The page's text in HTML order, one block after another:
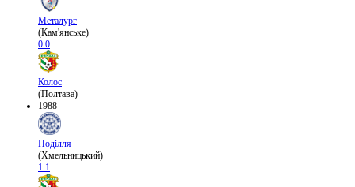
Металург
(Кам'янське)
0:0
Колос
(Полтава)
1988
Поділля
(Хмельницький)
1:1